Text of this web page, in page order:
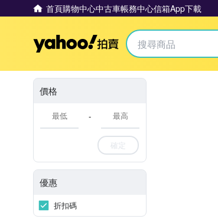
首頁購物中心中古車帳務中心信箱App下載
Yahoo拍賣
價格
-
確定
優惠
折扣碼